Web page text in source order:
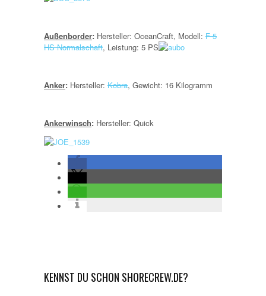
Außenborder: Hersteller: OceanCraft, Modell: F 5
HS Normalschaft, Leistung: 5 PS
Anker: Hersteller: Kobra, Gewicht: 16 Kilogramm
Ankerwinsch: Hersteller: Quick
KENNST DU SCHON SHORECREW.DE?